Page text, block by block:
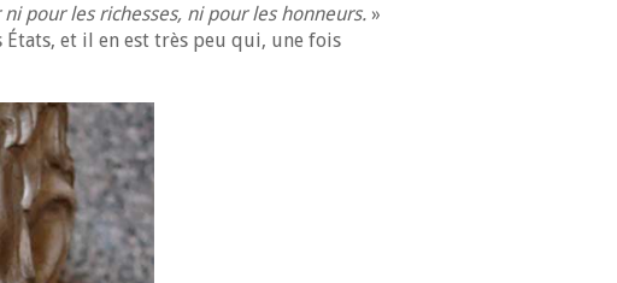
pour les richesses, ni pour les honneurs. »
et il en est très peu qui, une fois